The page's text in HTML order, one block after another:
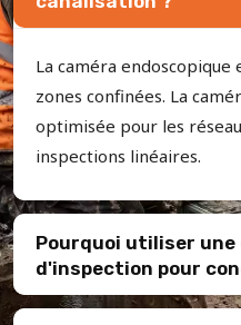
La caméra
zones confinées. La
optimisée pour les
inspections linéaires.
Pourquoi utiliser une
d'inspection pour